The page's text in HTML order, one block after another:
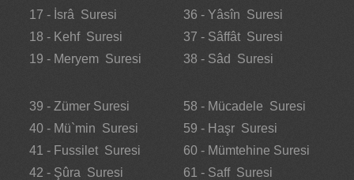
17 - İsrâ Suresi
18 - Kehf Suresi
19 - Meryem Suresi
36 - Yâsîn Suresi
37 - Sâffât Suresi
38 - Sâd Suresi
39 - Zümer Suresi
40 - Mü`min Suresi
41 - Fussilet Suresi
42 - Şûra Suresi
58 - Mücadele Suresi
59 - Haşr Suresi
60 - Mümtehine Suresi
61 - Saff Suresi